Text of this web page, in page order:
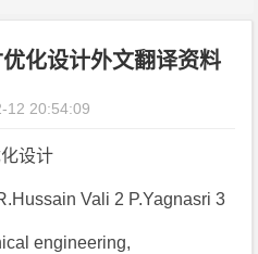
化设计外文翻译资料
12 20:54:09
设计
Vali 2 P.Yagnasri 3
engineering,